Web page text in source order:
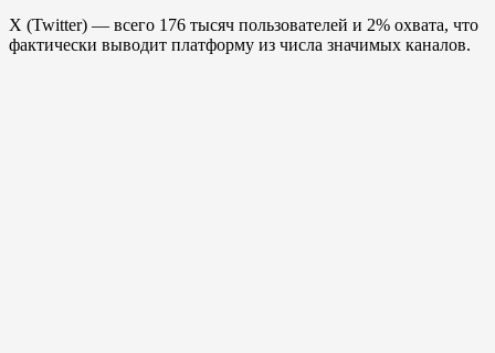
X (Twitter) — всего 176 тысяч пользователей и 2% охвата, что
фактически выводит платформу из числа значимых каналов.